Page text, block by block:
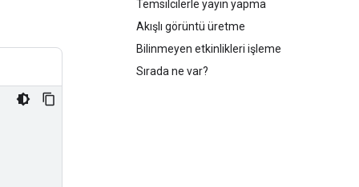
Temsilcilerle yayın yapma
Akışlı görüntü üretme
Bilinmeyen etkinlikleri işleme
Sırada ne var?